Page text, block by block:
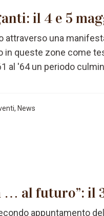
il 4 e 5
attraver­so una
in queste zone come
al '64 un periodo
, News
… al futuro”: il
appuntamento